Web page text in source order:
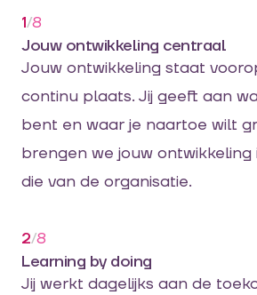
1/8
Jouw ontwikkeling centraal
Jouw ontwikkeling staat
continu plaats. Jij geeft aan
bent en waar je naartoe wilt
brengen we jouw ontwikkeling
die van de organisatie.
2/8
Learning by doing
Jij werkt dagelijks aan de